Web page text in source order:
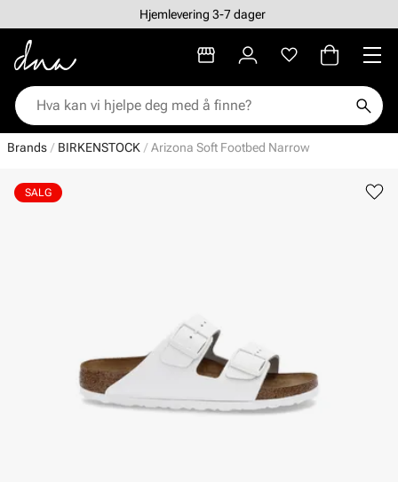
Hjemlevering 3-7 dager
Brands BIRKENSTOCK Arizona Soft Footbed Narrow
SALG